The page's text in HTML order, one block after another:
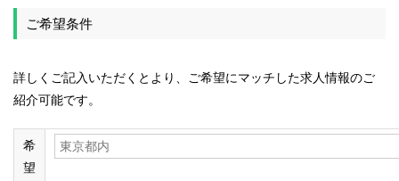
ご希望条件
詳しくご記入いただくとより、ご希望にマッチした求人情報のご
紹介可能です。
希
望